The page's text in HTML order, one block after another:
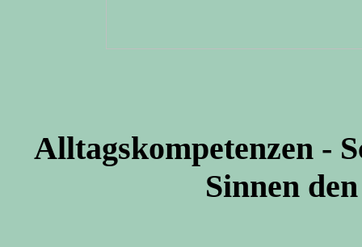
Alltagskompetenzen -
Sinnen